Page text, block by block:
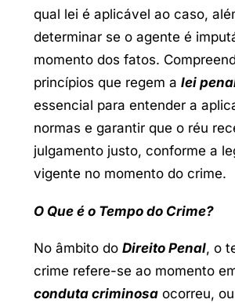
qual lei é aplicável ao caso,
determinar se o agente é
momento dos fatos.
princípios que regem a lei
essencial para entender a
normas e garantir que o réu
julgamento justo, conforme a
vigente no momento do crime.
O Que é o Tempo do Crime?
No âmbito do Direito Penal, o
crime refere-se ao momento
conduta criminosaocorreu,